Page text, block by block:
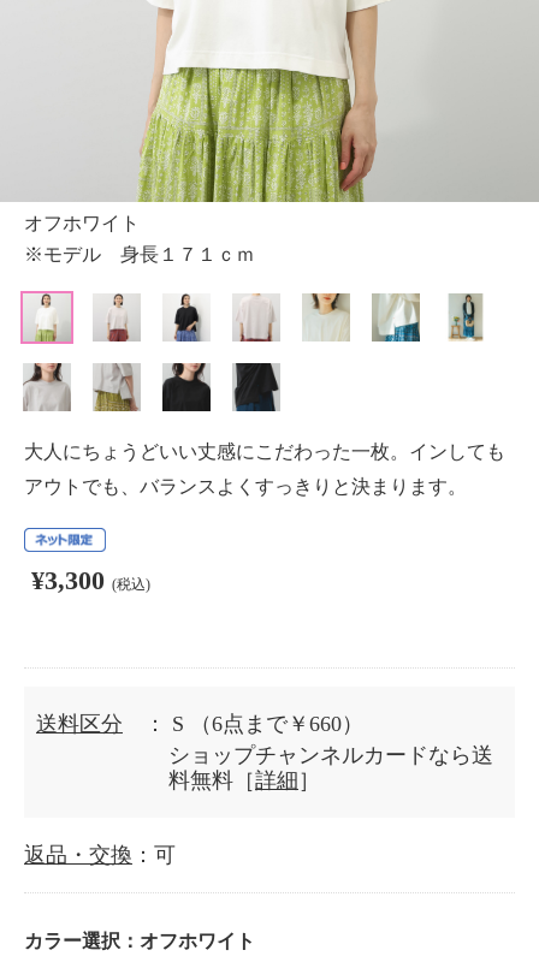
オフホワイト
※モデル 身長１７１ｃｍ
大人にちょうどいい丈感にこだわった一枚。インしても
アウトでも、バランスよくすっきりと決まります。
¥3,300 (税込)
送料区分 ： S
（6点まで￥660）
ショップチャンネルカードなら送
料無料［詳細 ］
返品・交換 ：可
カラー選択： オフホワイト